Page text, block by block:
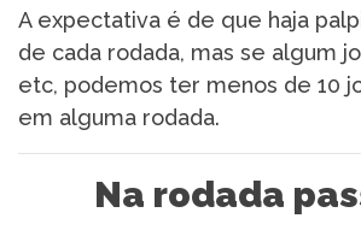
A expectativa é de que haja
de cada rodada, mas se algum
etc, podemos ter menos de 10
em alguma rodada.
Na rodada